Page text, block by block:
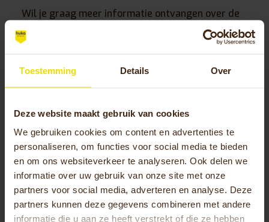
Toestemming Details Over
Deze website maakt gebruik van cookies
We gebruiken cookies om content en advertenties te
personaliseren, om functies voor social media te bieden
en om ons websiteverkeer te analyseren. Ook delen we
informatie over uw gebruik van onze site met onze
partners voor social media, adverteren en analyse. Deze
partners kunnen deze gegevens combineren met andere
informatie die u aan ze heeft verstrekt of die ze hebben
Wil je graag meer informatie ontvangen over de
mogelijkheden om vergoeding te krijgen voor een
fiets via de WMO? Neem dan contact op met
onderstaande contactgegevens. Een bezoek
brengen aan Kersten Hulpmiddelen Goor kan ook
hieronder. Heb je vragen over je WMO aanvraag?
Dan kan je het beste contact opnemen met jouw
gemeente.
Bezoekadres: Nijverheidsweg 13, 7471 EW Goor
Telefoonnummer:0475–348 348